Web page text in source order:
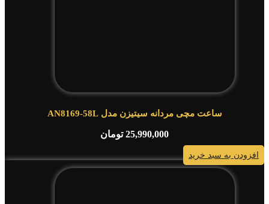
ساعت مچی مردانه سیتیزن مدل AN8169-58L
25,990,000 تومان
افزودن به سبد خرید